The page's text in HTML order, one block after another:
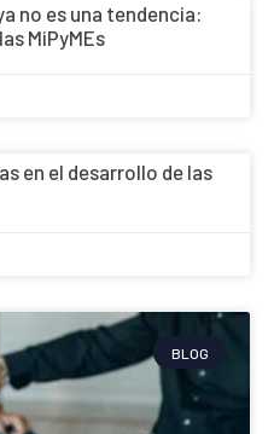
no es una tendencia:
MiPyMEs
en el desarrollo de las
BLOG